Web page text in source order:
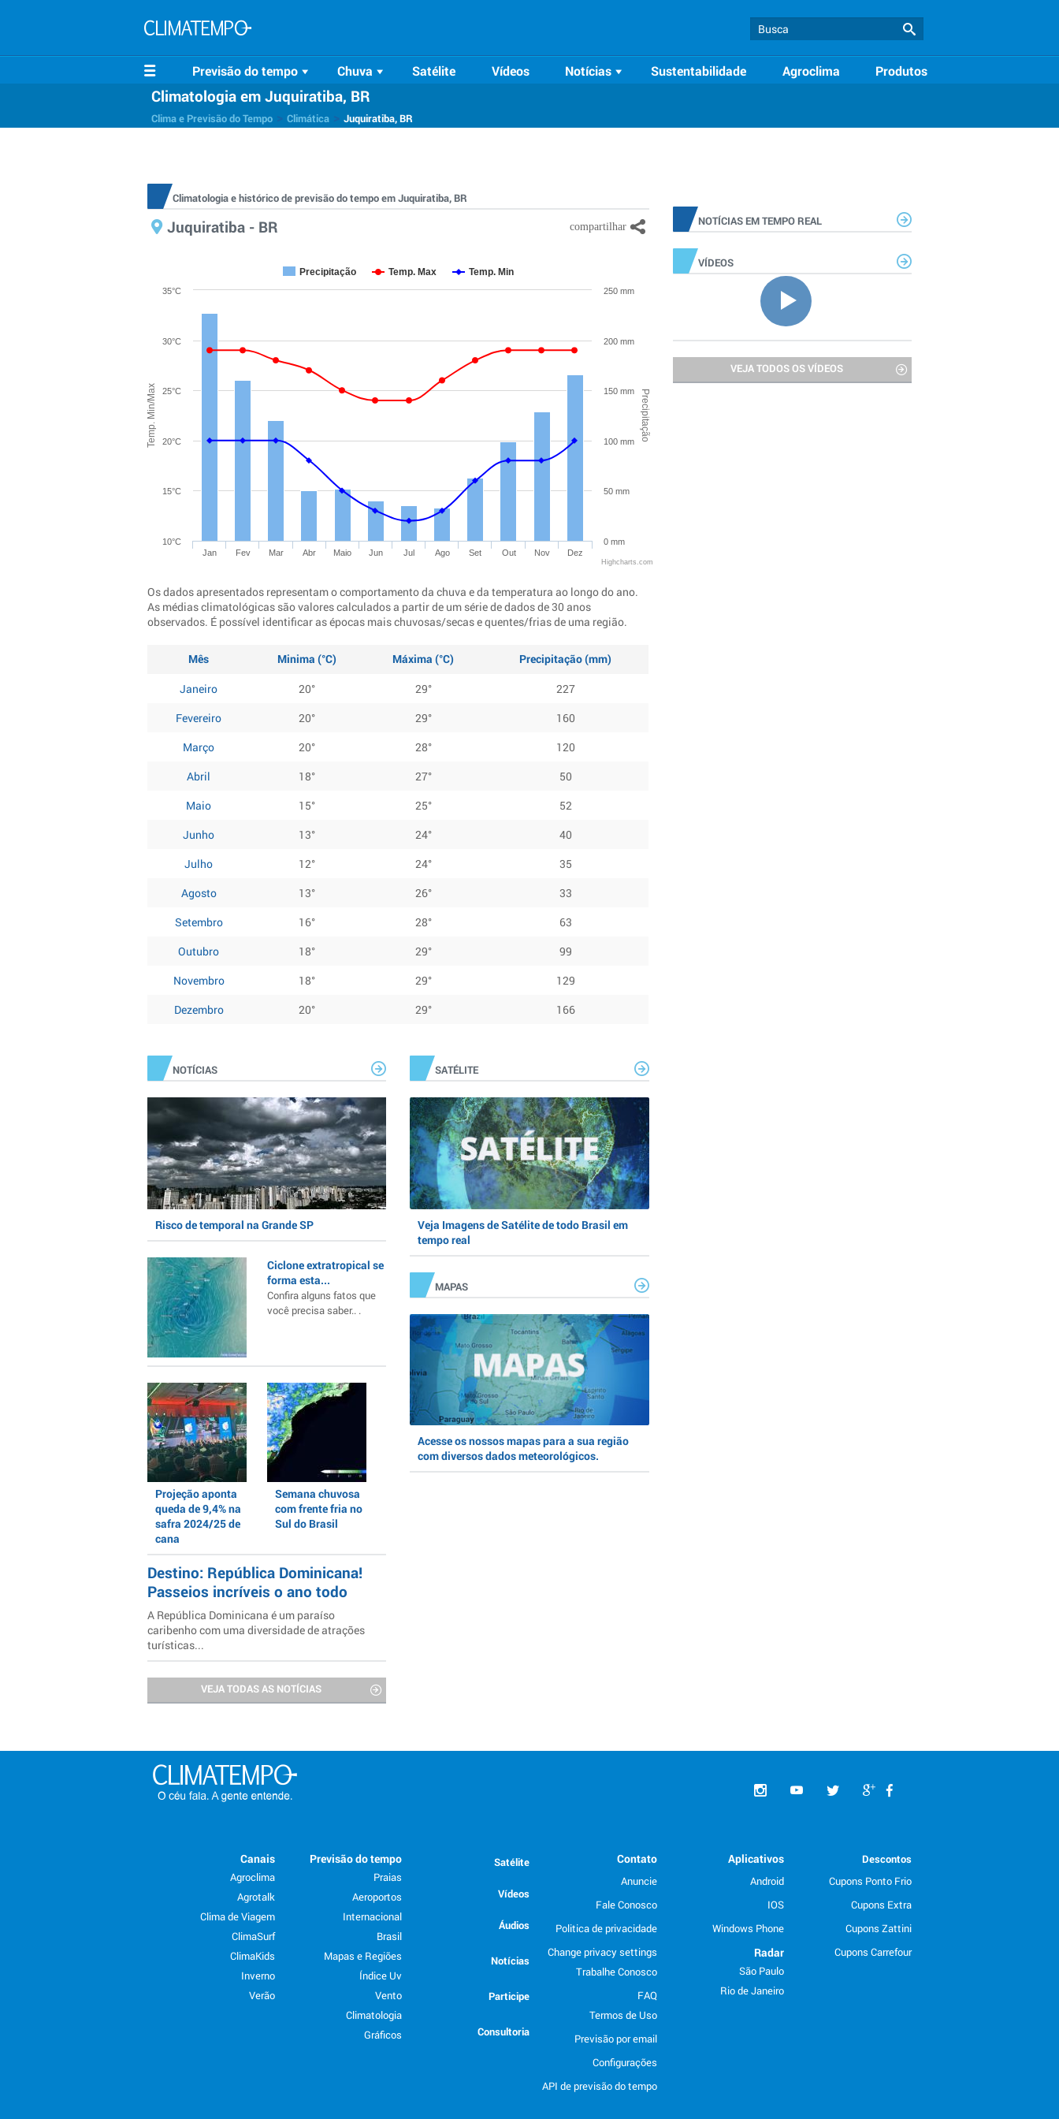
Previsão do tempo Chuva Satélite Vídeos Notícias Sustentabilidade Agroclima Produtos
Climatologia em Juquiratiba, BR
Clima e Previsão do Tempo Climática Juquiratiba, BR
Climatologia e histórico de previsão do tempo em Juquiratiba, BR
Juquiratiba - BR
Temp. Min/Max Precipitação
Precipitação Temp. Max Temp. Min
Jan Fev Mar Abr Maio Jun Jul Ago Set Out Nov Dez
10°C
15°C
20°C
25°C
30°C
35°C
0 mm
50 mm
100 mm
150 mm
200 mm
250 mm
Highcharts.com
Os dados apresentados representam o comportamento da chuva e da temperatura ao longo do ano.
As médias climatológicas são valores calculados a partir de um série de dados de 30 anos
observados. É possível identificar as épocas mais chuvosas/secas e quentes/frias de uma região.
Mês Minima (°C) Máxima (°C)
Precipitação (mm)
Janeiro
20° 29°
227
Fevereiro
20° 29°
160
Março
20° 28°
120
Abril
18° 27°
50
Maio
15° 25°
52
Junho
13° 24°
40
Julho
12° 24°
35
Agosto
13° 26°
33
Setembro
16° 28°
63
Outubro
18° 29°
99
Novembro
18° 29°
129
Dezembro
20° 29° 166
NOTÍCIAS EM TEMPO REAL
VÍDEOS
VEJA TODOS OS VÍDEOS
NOTÍCIAS
Risco de temporal na Grande SP
Ciclone extratropical se
forma esta...
Confira alguns fatos que
você precisa saber.. .
Projeção aponta
queda de 9,4% na
safra 2024/25 de
cana
Semana chuvosa
com frente fria no
Sul do Brasil
Destino: República Dominicana!
Passeios incríveis o ano todo
A República Dominicana é um paraíso
caribenho com uma diversidade de atrações
turísticas...
VEJA TODAS AS NOTÍCIAS
SATÉLITE
Veja Imagens de Satélite de todo Brasil em
tempo real
MAPAS
Acesse os nossos mapas para a sua região
com diversos dados meteorológicos.
Descontos
Cupons Ponto Frio
Cupons Extra
Cupons Zattini
Cupons Carrefour
Aplicativos
Android
IOS
Windows Phone
Radar
São Paulo
Rio de Janeiro
Contato
Anuncie
Fale Conosco
Politica de privacidade
Change privacy settings
Trabalhe Conosco
FAQ
Termos de Uso
Previsão por email
Configurações
API de previsão do tempo
Satélite
Vídeos
Áudios
Notícias
Participe
Consultoria
Previsão do tempo
Praias
Aeroportos
Internacional
Brasil
Mapas e Regiões
Índice Uv
Vento
Climatologia
Gráficos
Canais
Agroclima
Agrotalk
Clima de Viagem
ClimaSurf
ClimaKids
Inverno
Verão